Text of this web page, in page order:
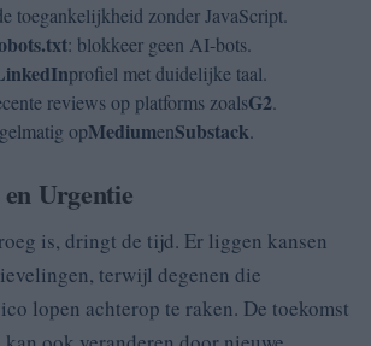
toegankelijkheid zonder JavaScript.
: blokkeer geen AI-bots.
profiel met duidelijke taal.
reviews op platforms zoalsG2.
opMediumenSubstack.
Urgentie
is, dringt de tijd. Er liggen kansen
terwijl degenen die
lopen achterop te raken. De toekomst